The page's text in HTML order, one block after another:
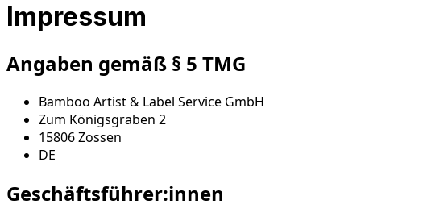
Impressum
Angaben gemäß § 5 TMG
Bamboo Artist & Label Service GmbH
Zum Königsgraben 2
15806Zossen
DE
Geschäftsführer:innen